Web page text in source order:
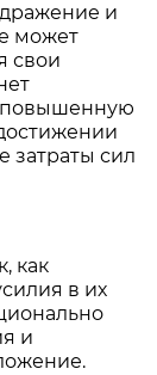
и
может
свои
повышенную
затраты сил
как
в их
и